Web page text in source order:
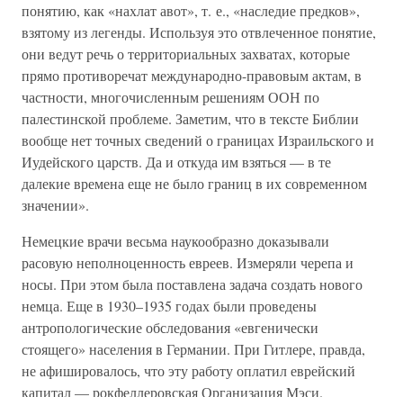
понятию, как «нахлат авот», т. е., «наследие предков»,
взятому из легенды. Используя это отвлеченное понятие,
они ведут речь о территориальных захватах, которые
прямо противоречат международно-правовым актам, в
частности, многочисленным решениям ООН по
палестинской проблеме. Заметим, что в тексте Библии
вообще нет точных сведений о границах Израильского и
Иудейского царств. Да и откуда им взяться — в те
далекие времена еще не было границ в их современном
значении».
Немецкие врачи весьма наукообразно доказывали
расовую неполноценность евреев. Измеряли черепа и
носы. При этом была поставлена задача создать нового
немца. Еще в 1930–1935 годах были проведены
антропологические обследования «евгенически
стоящего» населения в Германии. При Гитлере, правда,
не афишировалось, что эту работу оплатил еврейский
капитал — рокфеллеровская Организация Мэси.